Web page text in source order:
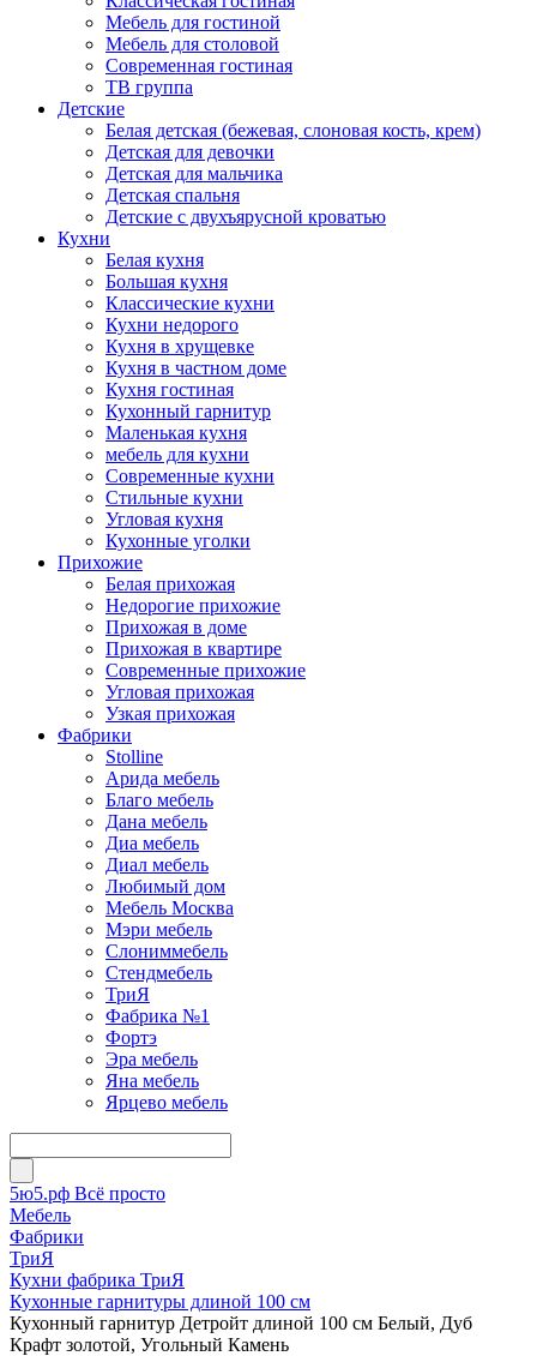
Мебель для гостиной
Мебель для столовой
Современная гостиная
ТВ группа
Детские
Белая детская (бежевая, слоновая кость, крем)
Детская для девочки
Детская для мальчика
Детская спальня
Детские с двухъярусной кроватью
Кухни
Белая кухня
Большая кухня
Классические кухни
Кухни недорого
Кухня в хрущевке
Кухня в частном доме
Кухня гостиная
Кухонный гарнитур
Маленькая кухня
мебель для кухни
Современные кухни
Стильные кухни
Угловая кухня
Кухонные уголки
Прихожие
Белая прихожая
Недорогие прихожие
Прихожая в доме
Прихожая в квартире
Современные прихожие
Угловая прихожая
Узкая прихожая
Фабрики
Stolline
Арида мебель
Благо мебель
Дана мебель
Диа мебель
Диал мебель
Любимый дом
Мебель Москва
Мэри мебель
Слониммебель
Стендмебель
ТриЯ
Фабрика №1
Фортэ
Эра мебель
Яна мебель
Ярцево мебель
5ю5.рф Всё просто
Мебель
Фабрики
ТриЯ
Кухни фабрика ТриЯ
Кухонные гарнитуры длиной 100 см
Кухонный гарнитур Детройт длиной 100 см Белый, Дуб
Крафт золотой, Угольный Камень